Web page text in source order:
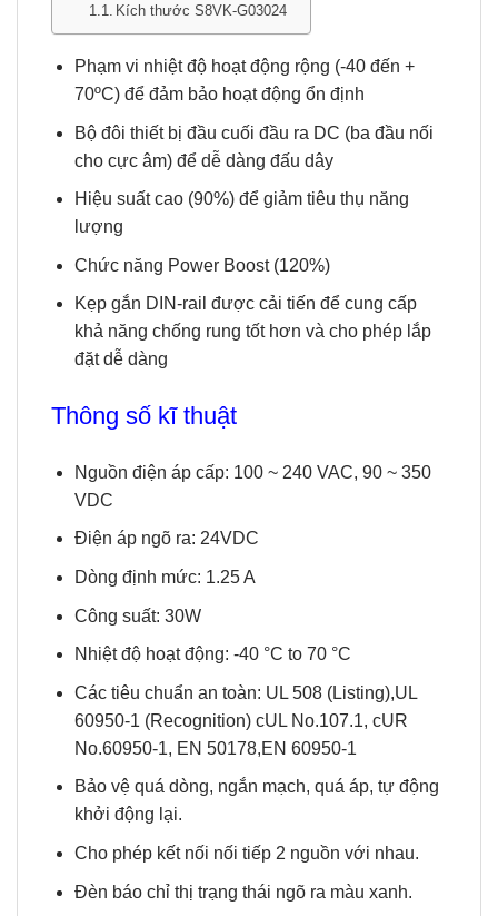
Kích thước S8VK-G03024
Phạm vi nhiệt độ hoạt động rộng (-40 đến +
70ºC) để đảm bảo hoạt động ổn định
Bộ đôi thiết bị đầu cuối đầu ra DC (ba đầu nối
cho cực âm) để dễ dàng đấu dây
Hiệu suất cao (90%) để giảm tiêu thụ năng
lượng
Chức năng Power Boost (120%)
Kẹp gắn DIN-rail được cải tiến để cung cấp
khả năng chống rung tốt hơn và cho phép lắp
đặt dễ dàng
Thông số kĩ thuật
Nguồn điện áp cấp: 100 ~ 240 VAC, 90 ~ 350
VDC
Điện áp ngõ ra: 24VDC
Dòng định mức: 1.25 A
Công suất: 30W
Nhiệt độ hoạt động: -40 °C to 70 °C
Các tiêu chuẩn an toàn: UL 508 (Listing),UL
60950-1 (Recognition) cUL No.107.1, cUR
No.60950-1, EN 50178,EN 60950-1
Bảo vệ quá dòng, ngắn mạch, quá áp, tự động
khởi động lại.
Cho phép kết nối nối tiếp 2 nguồn với nhau.
Đèn báo chỉ thị trạng thái ngõ ra màu xanh.